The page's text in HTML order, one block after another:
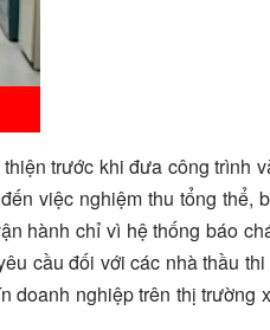
trước khi đưa công trình
việc nghiệm thu tổng thể,
hành chỉ vì hệ thống báo
cầu đối với các nhà thầu
doanh nghiệp trên thị trường